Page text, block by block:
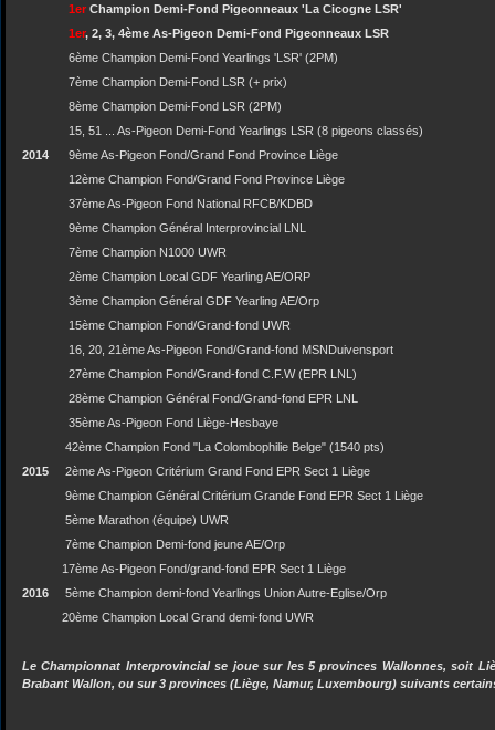
1er Champion Demi-Fond Pigeonneaux 'La Cicogne LSR'
1er, 2, 3, 4ème As-Pigeon Demi-Fond Pigeonneaux LSR
6ème Champion Demi-Fond Yearlings 'LSR' (2PM)
7ème Champion Demi-Fond LSR (+ prix)
8ème Champion Demi-Fond LSR (2PM)
15, 51 ... As-Pigeon Demi-Fond Yearlings LSR (8 pigeons classés)
2014
9ème As-Pigeon Fond/Grand Fond Province Liège
12ème Champion Fond/Grand Fond Province Liège
37ème As-Pigeon Fond National RFCB/KDBD
9ème Champion Général Interprovincial LNL
7ème Champion N1000 UWR
2ème Champion Local GDF Yearling AE/ORP
3ème Champion Général GDF Yearling AE/Orp
15ème Champion Fond/Grand-fond UWR
16, 20, 21ème As-Pigeon Fond/Grand-fond MSNDuivensport
27ème Champion Fond/Grand-fond C.F.W (EPR LNL)
28ème Champion Général Fond/Grand-fond EPR LNL
35ème As-Pigeon Fond Liège-Hesbaye
42ème Champion Fond "La Colombophilie Belge" (1540 pts)
2015 2ème As-Pigeon Critérium Grand Fond EPR Sect 1 Liège
9ème Champion Général Critérium Grande Fond EPR Sect 1 Liège
5ème Marathon (équipe) UWR
7ème Champion Demi-fond jeune AE/Orp
17ème As-Pigeon Fond/grand-fond EPR Sect 1 Liège
2016 5ème Champion demi-fond Yearlings Union Autre-Eglise/Orp
20ème Champion Local Grand demi-fond UWR
Le Championnat Interprovincial se joue sur les 5 provinces Wallonnes, soit
Brabant Wallon, ou sur 3 provinces (Liège, Namur, Luxembourg) suivants